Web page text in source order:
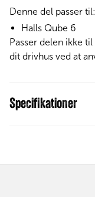
Denne del passer til:
Halls Qube 6
Passer delen ikke
dit drivhus ved at
Specifikationer